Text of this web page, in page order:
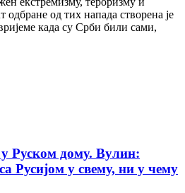
одбране од тих напада створена је
када су Срби били сами,
Руском дому. Вулин:
Русијом у свему, ни у чему